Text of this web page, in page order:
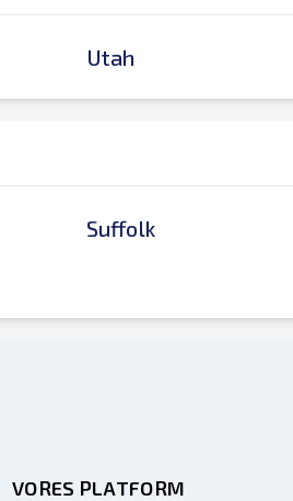
Utah
Suffolk
VORES PLATFORM